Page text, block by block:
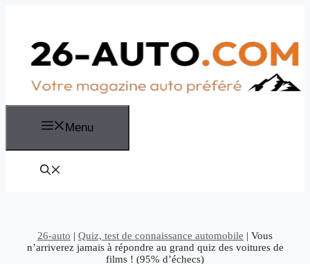
Menu
26-auto | Quiz, test de connaissance automobile | Vous
n’arriverez jamais à répondre au grand quiz des voitures de
films ! (95% d’échecs)